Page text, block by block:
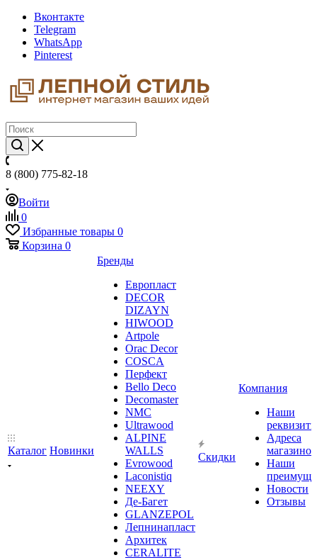
Вконтакте
Telegram
WhatsApp
Pinterest
8 (800) 775-82-18
Войти
0
Избранные товары 0
Корзина 0
Каталог Новинки
Бренды
Европласт
DECOR
DIZAYN
HIWOOD
Artpole
Orac Decor
COSCA
Перфект
Bello Deco
Decomaster
NMС
Ultrawood
ALPINE
WALLS
Evrowood
Laconistiq
NEEXY
Де-Багет
GLANZEPOL
Лепнинапласт
Архитек
CERALITE
Скидки
Компания
Наши
Адреса
магазинов
Наши
Новости
Отзывы